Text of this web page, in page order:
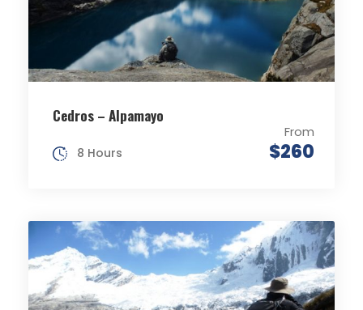
Cedros – Alpamayo
From
$260
8 Hours